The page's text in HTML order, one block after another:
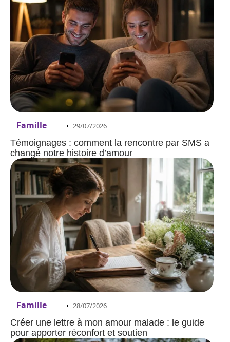
Famille 29/07/2026
Témoignages : comment la rencontre par SMS a
changé notre histoire d’amour
Famille 28/07/2026
Créer une lettre à mon amour malade : le guide
pour apporter réconfort et soutien